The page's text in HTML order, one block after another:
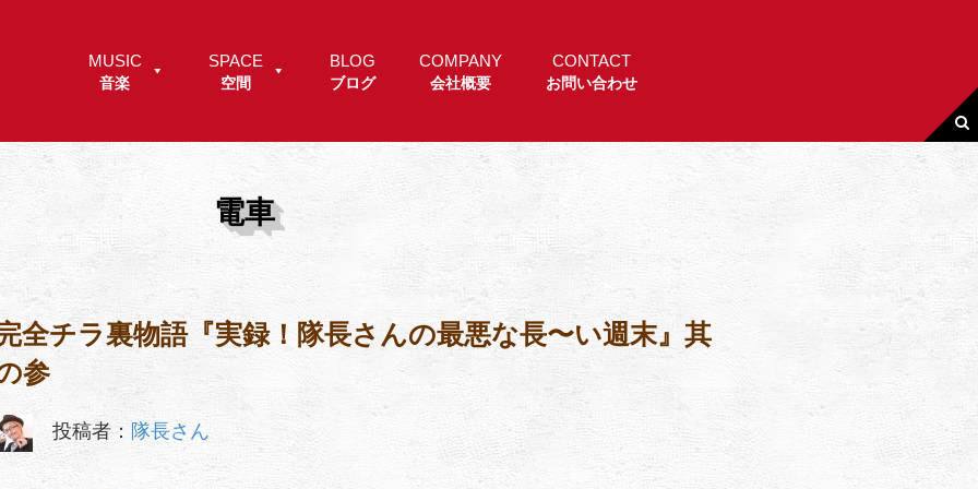
MUSIC
音楽
SPACE
空間
BLOG
ブログ
COMPANY
会社概要
CONTACT
お問い合わせ
電車
全チラ裏物語『実録！隊長さんの最悪な長〜い週末』其
参
投稿者： 隊長さん